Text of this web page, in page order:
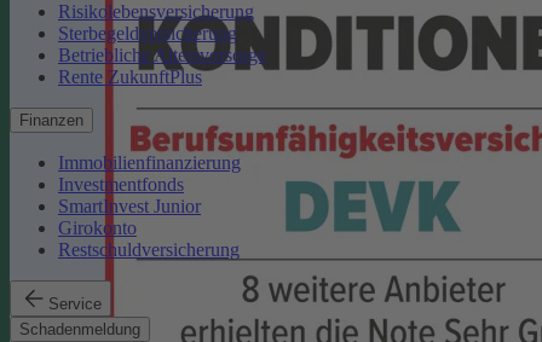
Risikolebensversicherung
Sterbegeldversicherung
Betriebliche Altersvorsorge
Rente ZukunftPlus
Finanzen
Immobilienfinanzierung
Investmentfonds
SmartInvest Junior
Girokonto
Restschuldversicherung
Service
Schadenmeldung